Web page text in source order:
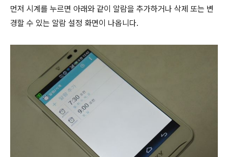
먼저 시계를 누르면 아래와 같이 알람을 추가하거나 삭제 또는 변
경할 수 있는 알람 설정 화면이 나옵니다.